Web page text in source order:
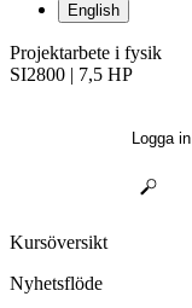
English
Projektarbete i fysik
SI2800 | 7,5 HP
Logga in
Kursöversikt
Nyhetsflöde